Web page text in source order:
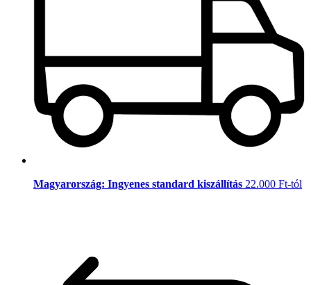
Magyarország: Ingyenes standard kiszállítás 22.000 Ft-tól